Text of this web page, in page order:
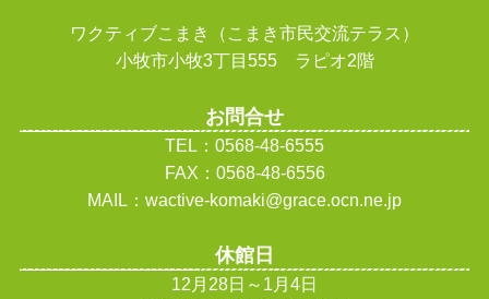
ワクティブこまき（こまき市民交流テラス）
小牧市小牧3丁目555 ラピオ2階
お問合せ
TEL：0568-48-6555
FAX：0568-48-6556
MAIL：wactive-komaki@grace.ocn.ne.jp
休館日
12月28日～1月4日